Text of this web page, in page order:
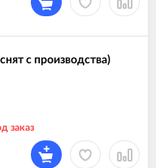
с производства)
заказ